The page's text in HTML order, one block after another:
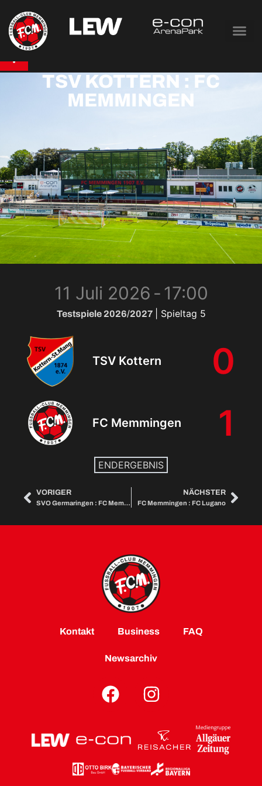
TSV KOTTERN : FC
MEMMINGEN
11 Juli 2026 - 17:00
Testspiele 2026/2027 | Spieltag 5
TSV Kottern 0
FC Memmingen 1
ENDERGEBNIS
VORIGER
SVO Germaringen : FC Memmingen
NÄCHSTER
FC Memmingen : FC Lugano
Kontakt Business FAQ
Newsarchiv